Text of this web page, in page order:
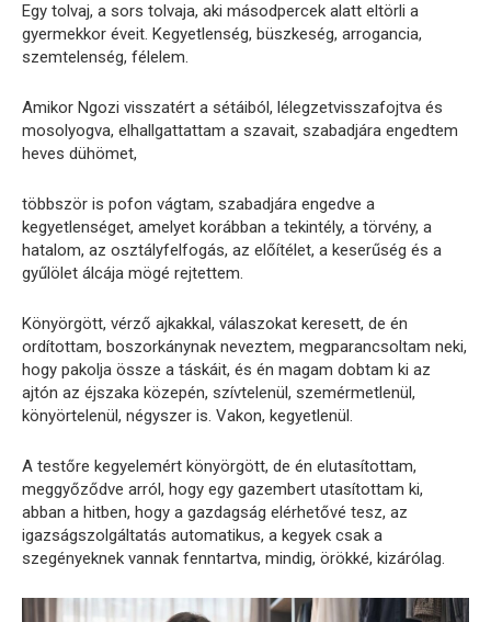
Egy tolvaj, a sors tolvaja, aki másodpercek alatt eltörli a
gyermekkor éveit. Kegyetlenség, büszkeség, arrogancia,
szemtelenség, félelem.
Amikor Ngozi visszatért a sétáiból, lélegzetvisszafojtva és
mosolyogva, elhallgattattam a szavait, szabadjára engedtem
heves dühömet,
többször is pofon vágtam, szabadjára engedve a
kegyetlenséget, amelyet korábban a tekintély, a törvény, a
hatalom, az osztályfelfogás, az előítélet, a keserűség és a
gyűlölet álcája mögé rejtettem.
Könyörgött, vérző ajkakkal, válaszokat keresett, de én
ordítottam, boszorkánynak neveztem, megparancsoltam neki,
hogy pakolja össze a táskáit, és én magam dobtam ki az
ajtón az éjszaka közepén, szívtelenül, szemérmetlenül,
könyörtelenül, négyszer is. Vakon, kegyetlenül.
A testőre kegyelemért könyörgött, de én elutasítottam,
meggyőződve arról, hogy egy gazembert utasítottam ki,
abban a hitben, hogy a gazdagság elérhetővé tesz, az
igazságszolgáltatás automatikus, a kegyek csak a
szegényeknek vannak fenntartva, mindig, örökké, kizárólag.